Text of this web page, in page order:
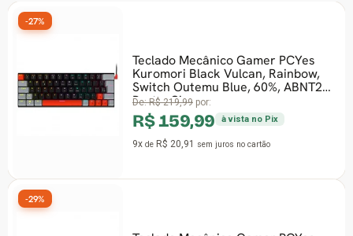
Teclado Mecânico Gamer PCYes
Kuromori Black Vulcan, Rainbow,
Switch Outemu Blue, 60%, ABNT2,
Preto, Cinza
De:R$ 219,99por:
R$ 159,99 à vista no Pix
de R$ 20,91 sem juros no cartão
-27%
-29%